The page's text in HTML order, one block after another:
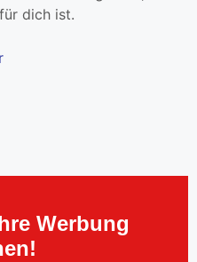
dich ist.
Werbung